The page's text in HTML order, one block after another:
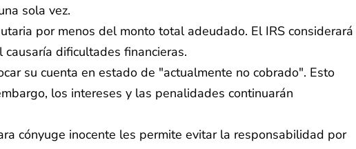
sola vez.
por menos del monto total adeudado. El IRS considerará
dificultades financieras.
su cuenta en estado de "actualmente no cobrado". Esto
los intereses y las penalidades continuarán
cónyuge inocente les permite evitar la responsabilidad por